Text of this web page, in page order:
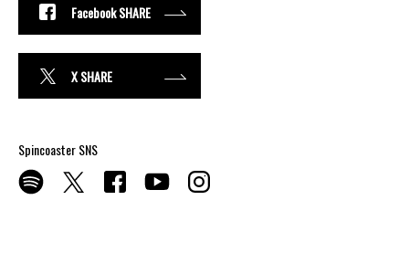
Facebook SHARE
X SHARE
Spincoaster SNS